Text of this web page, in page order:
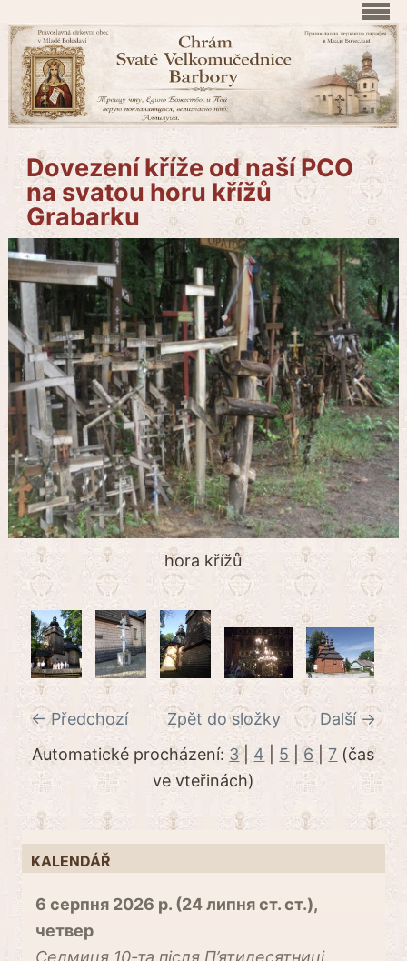
Dovezení kříže od naší PCO
na svatou horu křížů
Grabarku
hora křížů
← Předchozí Další →
Zpět do složky
Automatické procházení: 3| 4 5 |6 |7 (čas
ve vteřinách)
KALENDÁŘ
6 серпня 2026 р. (24 липня ст. ст.),
четвер
Cедмиця 10-та після П’ятидесятниці.